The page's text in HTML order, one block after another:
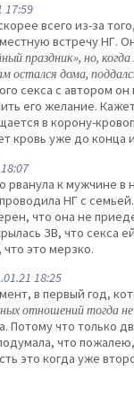
всего из-за
встречу НГ.
праздник», но,
остался дома,
секса с автором
его желание.
в корону-
кровь уже до конца
рванула к мужчине в
НГ с
что она не
ЗВ, что секса
это мерзко.
18:25
в первый год,
отношений тогда
Потому что только
что
это когда уже